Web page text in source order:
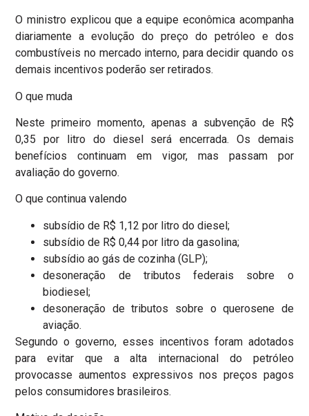
O ministro explicou que a equipe econômica acompanha
diariamente a evolução do preço do petróleo e dos
combustíveis no mercado interno, para decidir quando os
demais incentivos poderão ser retirados.
O que muda
Neste primeiro momento, apenas a subvenção de R$
0,35 por litro do diesel será encerrada. Os demais
benefícios continuam em vigor, mas passam por
avaliação do governo.
O que continua valendo
subsídio de R$ 1,12 por litro do diesel;
subsídio de R$ 0,44 por litro da gasolina;
subsídio ao gás de cozinha (GLP);
desoneração de tributos federais sobre o
biodiesel;
desoneração de tributos sobre o querosene de
aviação.
Segundo o governo, esses incentivos foram adotados
para evitar que a alta internacional do petróleo
provocasse aumentos expressivos nos preços pagos
pelos consumidores brasileiros.